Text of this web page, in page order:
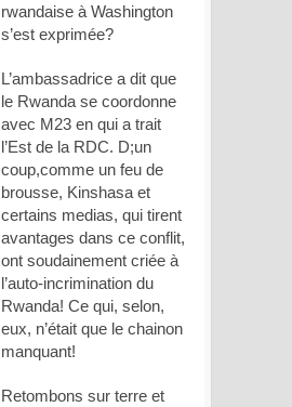
rwandaise à Washington
s’est exprimée?
L’ambassadrice a dit que
le Rwanda se coordonne
avec M23 en qui a trait
l’Est de la RDC. D;un
coup,comme un feu de
brousse, Kinshasa et
certains medias, qui tirent
avantages dans ce conflit,
ont soudainement criée à
l’auto-incrimination du
Rwanda! Ce qui, selon,
eux, n’était que le chainon
manquant!
Retombons sur terre et